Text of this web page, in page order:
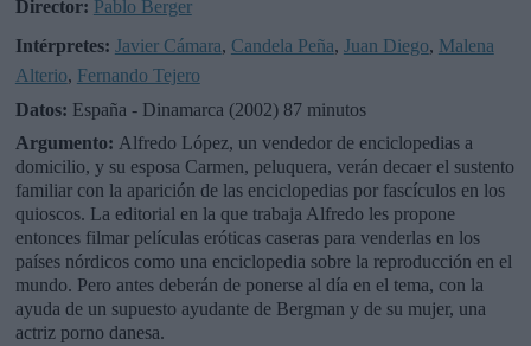
Director: Pablo Berger
Intérpretes: Javier Cámara, Candela Peña, Juan Diego, Malena
Alterio, Fernando Tejero
Datos: España - Dinamarca (2002) 87 minutos
Argumento: Alfredo López, un vendedor de enciclopedias a
domicilio, y su esposa Carmen, peluquera, verán decaer el sustento
familiar con la aparición de las enciclopedias por fascículos en los
quioscos. La editorial en la que trabaja Alfredo les propone
entonces filmar películas eróticas caseras para venderlas en los
países nórdicos como una enciclopedia sobre la reproducción en el
mundo. Pero antes deberán de ponerse al día en el tema, con la
ayuda de un supuesto ayudante de Bergman y de su mujer, una
actriz porno danesa.